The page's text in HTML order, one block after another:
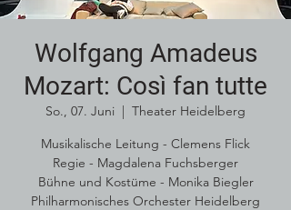
Wolfgang Amadeus
Mozart: Così fan tutte
So., 07. Juni
  |
Theater Heidelberg
Musikalische Leitung - Clemens Flick
Regie - Magdalena Fuchsberger
Bühne und Kostüme - Monika Biegler
Philharmonisches Orchester Heidelberg